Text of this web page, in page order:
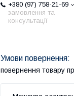
+380 (97) 758-21-69
замовлення та
консультації
повернення товару